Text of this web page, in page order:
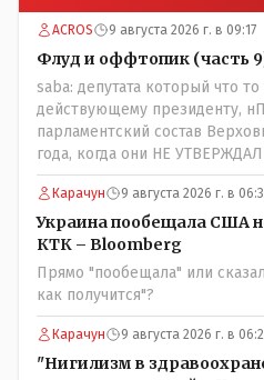
ACROS 9 августа 2026 г. в 09:17
Флуд и оффтопик (часть
saba: депутата который что
действующему президенту,
парламентский состав
года, когда они НЕ
Назарбаева, особенно в
некоторых вопросах
Назарбай волевым Указом
состав. Имя - Серикболсын
юывший секретарь ЦК КП
депутат Верховного Совета и
партии коммунстов- он в то
НЕОДНОКРАТНО, указывал и
Назарбая и предлагал ему
поста Президента.
Карачун 9 августа 2026 г. в
Украина пообещала США
КТК – Bloomberg
Прямо "пообещала" или
как получится"?
Карачун 9 августа 2026 г. в
"Нигилизм в